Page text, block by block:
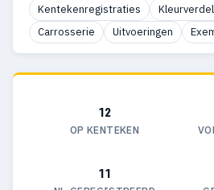
Kentekenregistraties
Carrosserie
Uitvoeringen
12
OP KENTEKEN
11